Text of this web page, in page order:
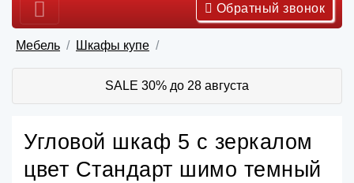
Обратный звонок
Мебель Шкафы купе
SALE 30% до 28 августа
Угловой шкаф 5 с зеркалом
цвет Стандарт шимо темный